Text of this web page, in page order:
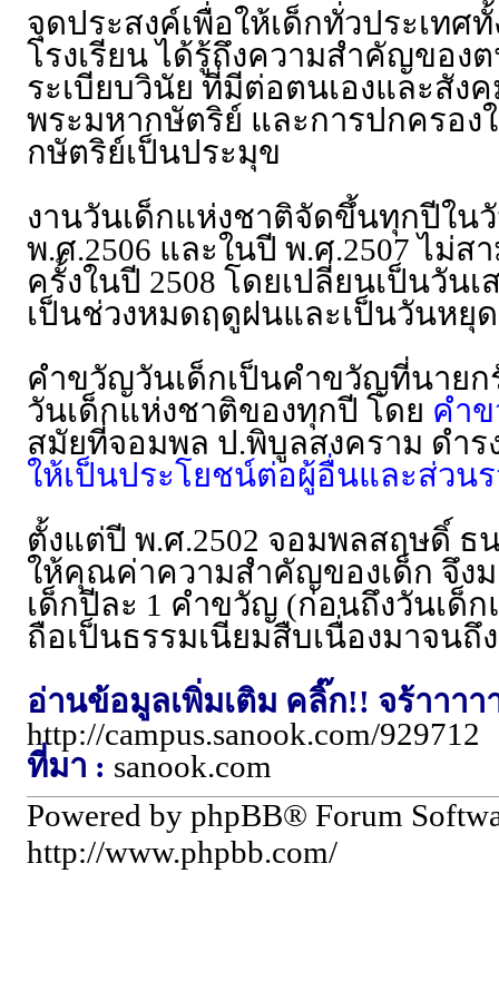
จุดประสงค์เพื่อให้เด็กทั่วประเทศ
โรงเรียน ได้รู้ถึงความสำคัญของ
ระเบียบวินัย ที่มีต่อตนเองและสั
พระมหากษัตริย์ และการปกครอ
กษัตริย์เป็นประมุข
งานวันเด็กแห่งชาติจัดขึ้นทุกปีใน
พ.ศ.2506 และในปี พ.ศ.2507 ไม่
ครั้งในปี 2508 โดยเปลี่ยนเป็นวัน
เป็นช่วงหมดฤดูฝนและเป็นวันหยุ
คำขวัญวันเด็กเป็นคำขวัญที่นายก
วันเด็กแห่งชาติของทุกปี โดย คำ
สมัยที่จอมพล ป.พิบูลสงคราม ดำ
ให้เป็นประโยชน์ต่อผู้อื่นและส่วน
ตั้งแต่ปี พ.ศ.2502 จอมพลสฤษดิ์
ให้คุณค่าความสำคัญของเด็ก จึง
เด็กปีละ 1 คำขวัญ (ก่อนถึงวันเด็
ถือเป็นธรรมเนียมสืบเนื่องมาจนถึ
อ่านข้อมูลเพิ่มเติม คลิ๊ก!! จร้าาาา
http://campus.sanook.com/929712
ที่มา : sanook.com
Powered by phpBB® Forum
http://www.phpbb.com/